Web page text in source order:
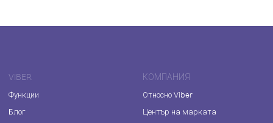
VIBER
Функции
Блог
КОМПАНИЯ
Относно Viber
Център на марката